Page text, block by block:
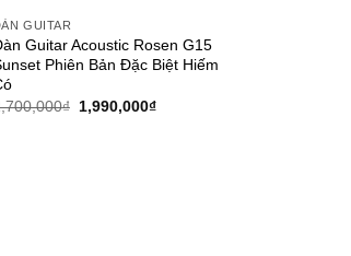
Add to
wishlist
GUITAR
Guitar Acoustic Rosen G15
Phiên Bản Đặc Biệt Hiếm
₫ 1,990,000₫